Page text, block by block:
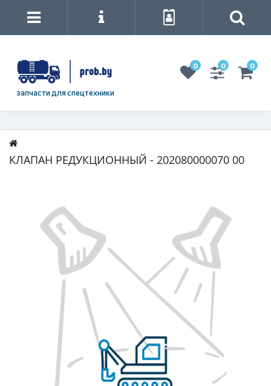
запчасти для спецтехники
0 0 0
КЛАПАН РЕДУКЦИОННЫЙ - 202080000070 00